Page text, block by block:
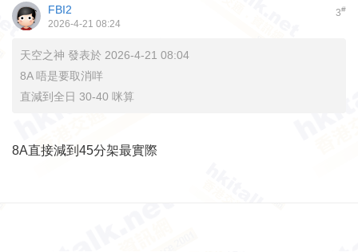
3#
FBI2
2026-4-21 08:24
天空之神 發表於 2026-4-21 08:04
8A 唔是要取消咩
直減到全日 30-40 咪算
8A直接減到45分架最實際